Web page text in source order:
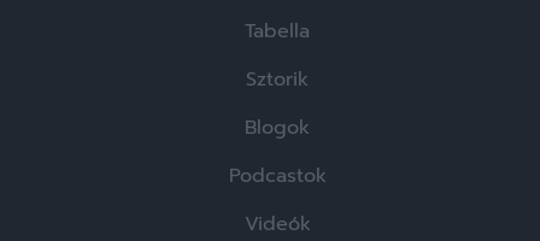
Tabella
Sztorik
Blogok
Podcastok
Videók